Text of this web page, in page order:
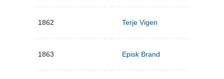
1862 Terje Vigen
1863 Episk Brand